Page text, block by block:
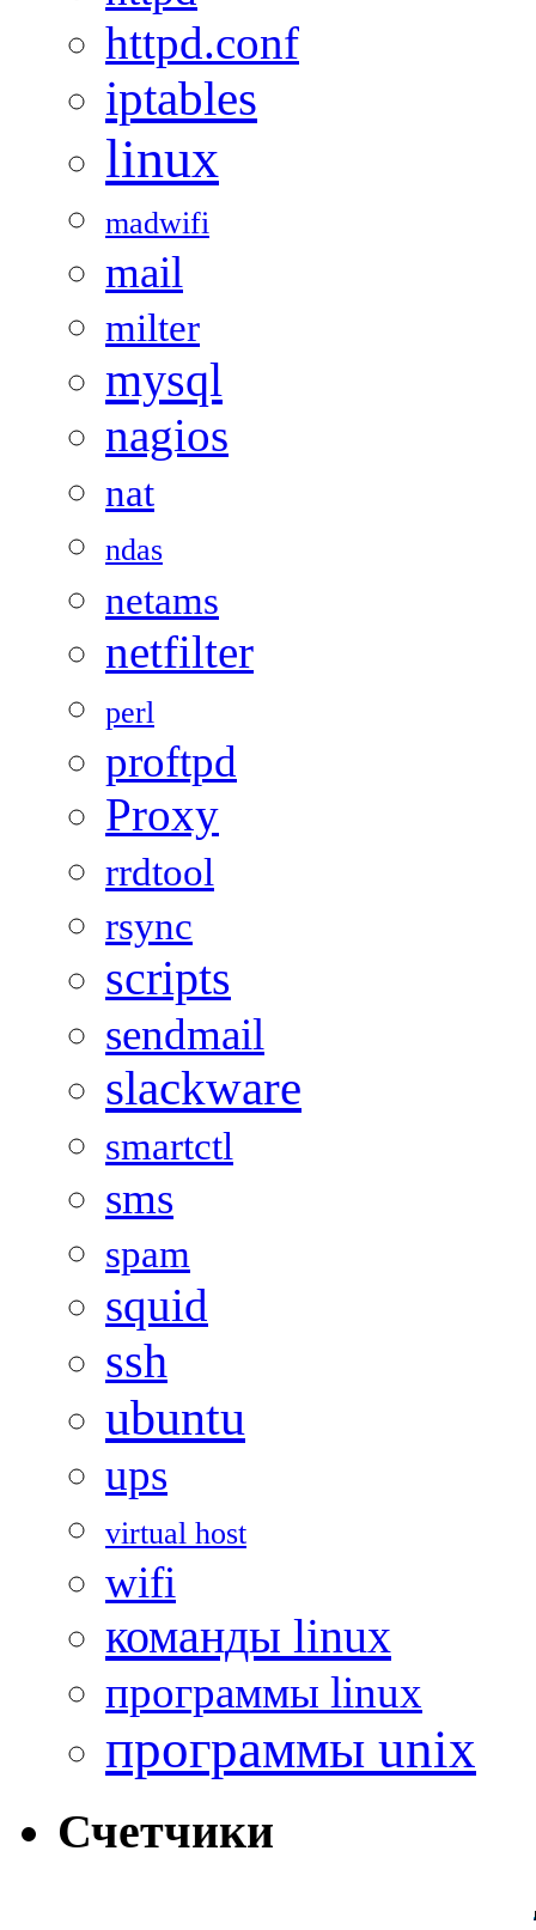
httpd.conf
iptables
linux
madwifi
mail
milter
mysql
nagios
nat
ndas
netams
netfilter
perl
proftpd
Proxy
rrdtool
rsync
scripts
sendmail
slackware
smartctl
sms
spam
squid
ssh
ubuntu
ups
virtual host
wifi
команды linux
программы linux
программы unix
Счетчики